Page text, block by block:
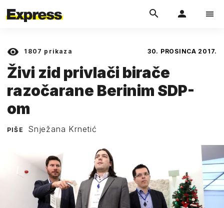
1807 prikaza 30. PROSINCA 2017.
Živi zid privlači birače
razočarane Berinim SDP-
om
PIŠE Snježana Krnetić